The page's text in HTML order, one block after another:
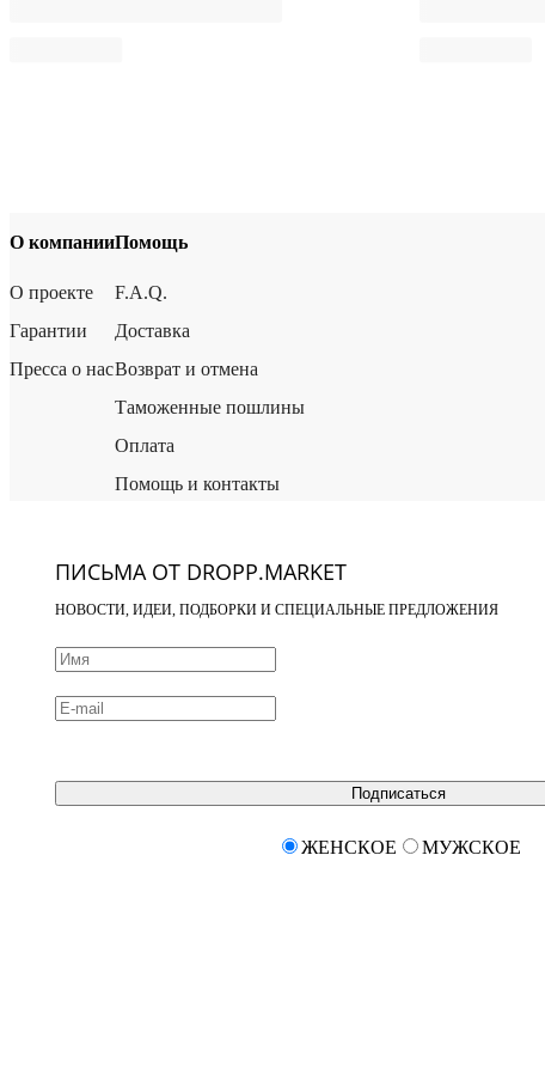
О компании
О проекте
Гарантии
Пресса о нас
Помощь
F.A.Q.
Доставка
Возврат и отмена
Таможенные пошлины
Оплата
Помощь и контакты
ПИСЬМА ОТ DROPP.MARKET
НОВОСТИ, ИДЕИ, ПОДБОРКИ И СПЕЦИАЛЬНЫЕ ПРЕДЛОЖЕНИЯ
Подписаться
ЖЕНСКОЕ МУЖСКОЕ